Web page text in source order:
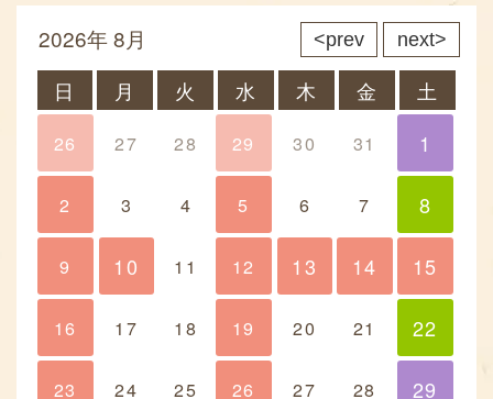
prev
2026年 8月 next
日 月 火 水 木 金 土
26 27 28 29 30 31 1
1
2 3 4 5 6 7 8
8
9 10 11 12 13 14 15
10 13 14 15
16 17 18 19 20 21 22
22
23 24 25 26 27 28 29
29